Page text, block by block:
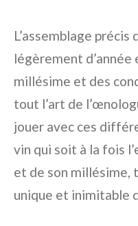
L’assemblage précis
légèrement d’année
millésime et des
tout l’art de
jouer avec ces
vin qui soit à la fois
et de son millésime,
unique et inimitable